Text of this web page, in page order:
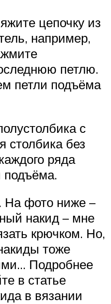
цепочку из
например,
петлю.
петли подъёма
с
столбика без
ряда
подъёма.
На фото ниже –
накид – мне
крючком. Но,
тоже
Подробнее
в статье
в вязании